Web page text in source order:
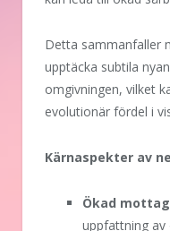
Detta sammanfaller
upptäcka subtila
omgivningen, vilket
evolutionär fördel i
Kärnaspekter av
Ökad
uppfattning av